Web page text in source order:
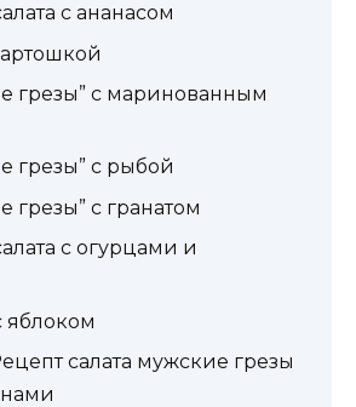
с ананасом
грезы” с маринованным
грезы” с рыбой
грезы” с гранатом
с огурцами и
яблоком
салата мужские грезы